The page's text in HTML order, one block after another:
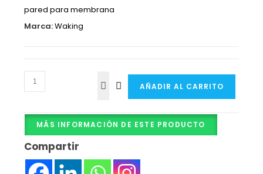
pared para membrana
Marca:Waking
AÑADIR AL CARRITO
MÁS INFORMACIÓN DE ESTE PRODUCTO
Compartir